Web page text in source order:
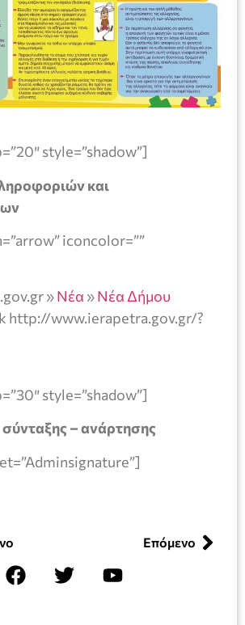
style=”shadow”]
και
iconcolor=””
»Νέα »Νέα Δήμου
http://www.ierapetra.gov.gr/?
style=”shadow”]
– ανάρτησης
Επόμενο